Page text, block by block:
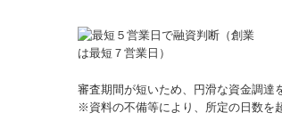
審査期間が短いため、円滑な資金調達
※資料の不備等により、所定の日数を